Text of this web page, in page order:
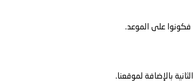
فكونوا على الموعد.
بالإضافة لموقعنا.